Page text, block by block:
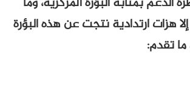
نتجت عن هذه البؤرة